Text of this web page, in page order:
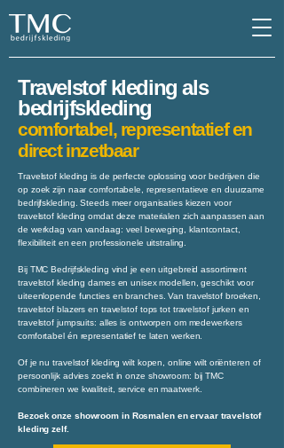
Travelstof kleding als
bedrijfskleding
comfortabel, representatief en
direct inzetbaar
Travelstof kleding is de perfecte oplossing voor bedrijven die
op zoek zijn naar comfortabele, representatieve en duurzame
bedrijfskleding. Steeds meer organisaties kiezen voor
travelstof kleding omdat deze materialen zich aanpassen aan
de werkdag van vandaag: veel beweging, klantcontact,
flexibiliteit en een professionele uitstraling.
Bij TMC Bedrijfskleding vind je een uitgebreid assortiment
travelstof kleding dames en unisex modellen, geschikt voor
uiteenlopende functies en branches. Van travelstof broeken,
travelstof blazers en travelstof tops tot travelstof jurken en
travelstof jumpsuits: alles is ontworpen om medewerkers
comfortabel én representatief te laten werken.
Of je nu travelstof kleding wilt kopen, online wilt oriënteren of
persoonlijk advies zoekt in onze showroom: bij TMC
combineren we kwaliteit, service en maatwerk.
Bezoek onze showroom in Rosmalen en ervaar travelstof
kleding zelf.